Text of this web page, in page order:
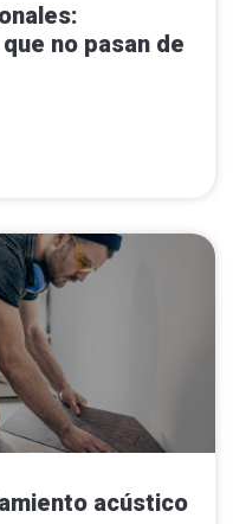
no pasan de
acústico